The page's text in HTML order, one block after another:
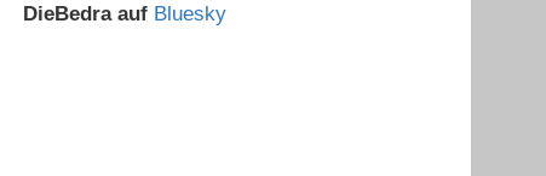
DieBedra auf Bluesky